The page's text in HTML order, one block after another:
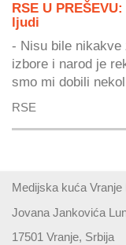
RSE U
ljudi
- Nisu bile nikakve
izbore i narod je
smo mi dobili
RSE
Medijska kuća Vranje
Jovana Jankovića
17501 Vranje, Srbija